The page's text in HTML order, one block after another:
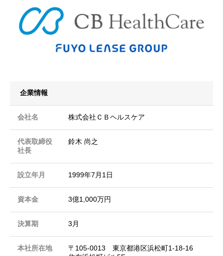
企業情報
会社名 株式会社ＣＢヘルスケア
代表取締役
社長
鈴木 尚之
設立年月 1999年7月1日
資本金 3億1,000万円
決算期 3月
本社所在地
〒105-0013 東京都港区浜松町1-18-16